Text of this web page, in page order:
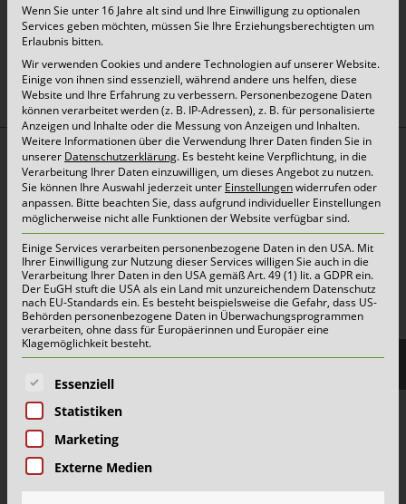
oben
Top Themen:
Abfallarten
Container & Behälter
FAQ
Jobs&Karriere
onlinePORTALE
Reklamation & Services
Aktuelles | Pressemitteilungen
Herzlich willkommen im Team Grün-Gelb!
Wertstoffhof Erkrath | Geänderte Öffnungszeiten
Wertstoffhof Xanten | Geänderte Öffnungszeiten
Wenn Sie unter 16 Jahre alt sind und Ihre Einwilligung zu optionalen
Services geben möchten, müssen Sie Ihre Erziehungsberechtigten um
Erlaubnis bitten.
Wir verwenden Cookies und andere Technologien auf unserer Website.
Einige von ihnen sind essenziell, während andere uns helfen, diese
Website und Ihre Erfahrung zu verbessern. Personenbezogene Daten
können verarbeitet werden (z. B. IP-Adressen), z. B. für personalisierte
Anzeigen und Inhalte oder die Messung von Anzeigen und Inhalten.
Weitere Informationen über die Verwendung Ihrer Daten finden Sie in
unserer Datenschutzerklärung. Es besteht keine Verpflichtung, in die
Verarbeitung Ihrer Daten einzuwilligen, um dieses Angebot zu nutzen.
Sie können Ihre Auswahl jederzeit unter Einstellungenwiderrufen oder
anpassen. Bitte beachten Sie, dass aufgrund individueller Einstellungen
möglicherweise nicht alle Funktionen der Website verfügbar sind.
Einige Services verarbeiten personenbezogene Daten in den USA. Mit
Ihrer Einwilligung zur Nutzung dieser Services willigen Sie auch in die
Verarbeitung Ihrer Daten in den USA gemäß Art. 49 (1) lit. a GDPR ein.
Der EuGH stuft die USA als ein Land mit unzureichendem Datenschutz
nach EU-Standards ein. Es besteht beispielsweise die Gefahr, dass US-
Behörden personenbezogene Daten in Überwachungsprogrammen
verarbeiten, ohne dass für Europäerinnen und Europäer eine
Klagemöglichkeit besteht.
Es folgt eine Liste der Service-Gruppen, für die eine
Essenziell
Statistiken
Marketing
Externe Medien